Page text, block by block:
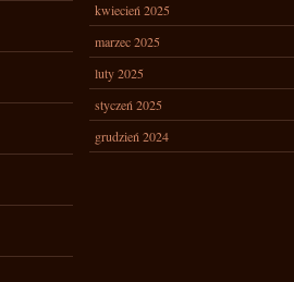
kwiecień 2025
marzec 2025
luty 2025
styczeń 2025
grudzień 2024